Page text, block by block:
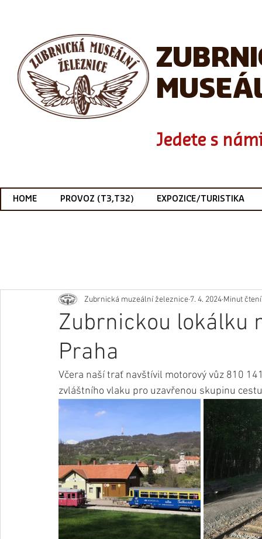
Jedete s
HOME PROVOZ (T3,T32) EXPOZICE/TURISTIKA
Zubrnickou lokálku
Praha
Zubrnická muzeální železnice 7. 4. 2024 Minut
Včera naší trať navštívil motorový vůz 810
zvláštního vlaku pro uzavřenou skupinu